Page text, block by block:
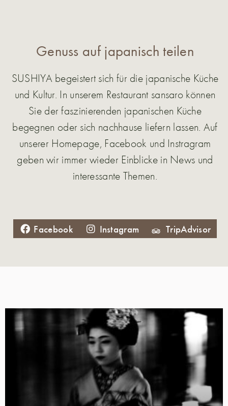
Genuss auf japanisch teilen
SUSHIYA begeistert sich für die japanische Küche
und Kultur. In unserem Restaurant sansaro können
Sie der faszinierenden japanischen Küche
begegnen oder sich nachhause liefern lassen. Auf
unserer Homepage, Facebook und Instragram
geben wir immer wieder Einblicke in News und
interessante Themen.
Facebook Instagram TripAdvisor